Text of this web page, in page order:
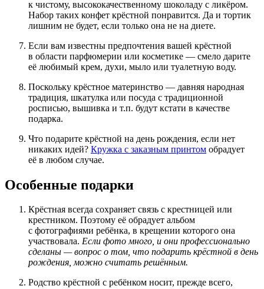
к чистому, высококачественному шоколаду с ликёром.
Набор таких конфет крёстной понравится. Да и тортик
лишним не будет, если только она не на диете.
Если вам известны предпочтения вашей крёстной
в области парфюмерии или косметике — смело дарите
её любимый крем, духи, мыло или туалетную воду.
Поскольку крёстное материнство — давняя народная
традиция, шкатулка или посуда с традиционной
росписью, вышивка и т.п. будут кстати в качестве
подарка.
Что подарите крёстной на день рождения, если нет
никаких идей? Кружка с заказным принтом обрадует
её в любом случае.
Особенные подарки
Крёстная всегда сохраняет связь с крестницей или
крестником. Поэтому её обрадует альбом
с фотографиями ребёнка, в крещении которого она
участвовала. Если фото много, и они профессионально
сделаны — вопрос о том, что подарить крёстной в день
рождения, можно считать решённым.
Родство крёстной с ребёнком носит, прежде всего,